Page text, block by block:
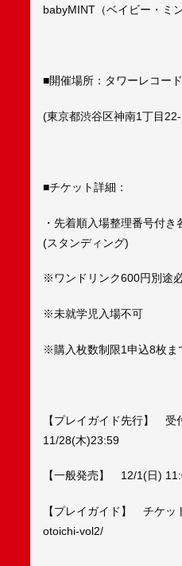
babyMINT（ベイビー・ミン
■開催場所：タワーレコー
(東京都渋谷区神南1丁目
■チケット詳細：
・先着順入場整理番号付き
(スタンディング)
※ワンドリンク600円別途
※未就学児入場不可
※購入枚数制限1申込8枚ま
【プレイガイド先行】 受
11/28(木)23:59
【一般発売】 12/1(日)
【プレイガイド】 チケッ
otoichi-vol2/